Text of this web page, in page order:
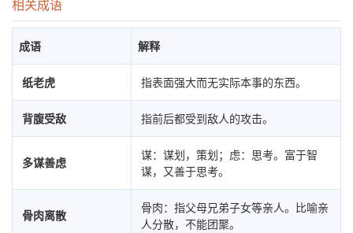
相关成语
成语 解释
纸老虎 指表面强大而无实际本事的东西。
背腹受敌 指前后都受到敌人的攻击。
多谋善虑
谋：谋划，策划；虑：思考。富于智
谋，又善于思考。
骨肉离散
骨肉：指父母兄弟子女等亲人。比喻亲
人分散，不能团聚。